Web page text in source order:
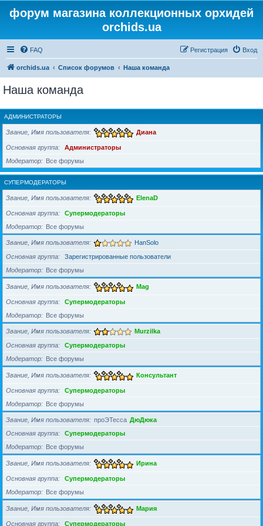
форум магазина коллекционных орхидей
orchids.ua
FAQ Вход
Регистрация
orchids.ua Список форумов Наша команда
Наша команда
АДМИНИСТРАТОРЫ
Звание, Имя пользователя Диана
Основная группа
Администраторы
Модератор
Все форумы
СУПЕРМОДЕРАТОРЫ
Звание, Имя пользователя ElenaD
Основная группа
Супермодераторы
Модератор
Все форумы
Звание, Имя пользователя HanSolo
Основная группа
Зарегистрированные пользователи
Модератор
Все форумы
Звание, Имя пользователя Mag
Основная группа
Супермодераторы
Модератор
Все форумы
Звание, Имя пользователя Murzilka
Основная группа
Супермодераторы
Модератор
Все форумы
Звание, Имя пользователя Консультант
Основная группа
Супермодераторы
Модератор
Все форумы
Звание, Имя пользователя проЭТесса ДюДюка
Основная группа
Супермодераторы
Модератор
Все форумы
Звание, Имя пользователя Ирина
Основная группа
Супермодераторы
Модератор
Все форумы
Звание, Имя пользователя Мария
Основная группа Супермодераторы